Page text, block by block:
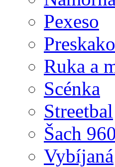
Pexeso
Ruka a
Scénka
Streetbal
Šach 960
Vybíjaná